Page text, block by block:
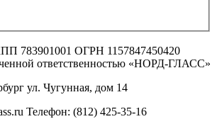
783901001 ОГРН 1157847450420
ответственностью «НОРД-ГЛАСС»
ул. Чугунная, дом 14
Телефон: (812) 425-35-16